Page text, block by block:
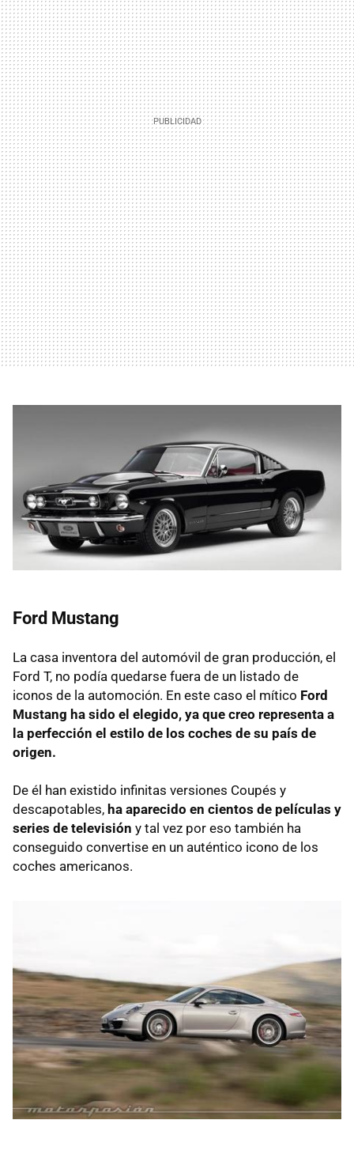
Ford Mustang
La casa inventora del automóvil de gran producción, el
Ford T, no podía quedarse fuera de un listado de
iconos de la automoción. En este caso el mítico Ford
Mustang ha sido el elegido, ya que creo representa a
la perfección el estilo de los coches de su país de
origen.
De él han existido infinitas versiones Coupés y
descapotables, ha aparecido en cientos de películas y
series de televisión y tal vez por eso también ha
conseguido convertise en un auténtico icono de los
coches americanos.